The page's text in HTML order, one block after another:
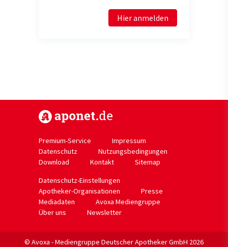
Hier anmelden
Premium-Service
Impressum
Datenschutz
Nutzungsbedingungen
Download
Kontakt
Sitemap
Datenschutz-Einstellungen
Apotheker-Organisationen
Presse
Mediadaten
Avoxa Mediengruppe
Über uns
Newsletter
© Avoxa - Mediengruppe Deutscher Apotheker GmbH 2026